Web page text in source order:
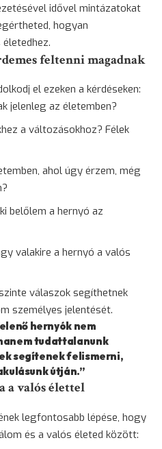
idővel mintázatokat
hogyan
feltenni magadnak
el ezeken a kérdéseken:
jelenleg az életemben?
a változásokhoz? Félek
ahol úgy érzem, még
belőlem a hernyó az
valakire a hernyó a valós
válaszok segíthetnek
személyes jelentését.
hernyók nem
tudattalanunk
segítenek felismerni,
útján.”
a valós élettel
legfontosabb lépése, hogy
és a valós életed között: